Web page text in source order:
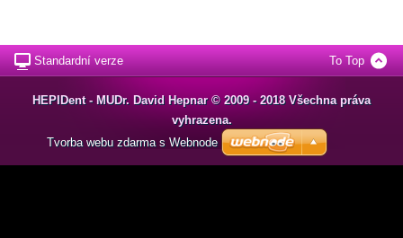
Standardní verze To Top
HEPIDent - MUDr. David Hepnar © 2009 - 2018 Všechna práva
vyhrazena.
Tvorba webu zdarma s Webnode